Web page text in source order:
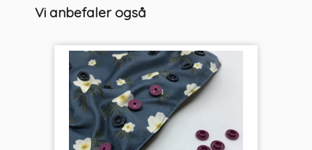
Vi anbefaler også